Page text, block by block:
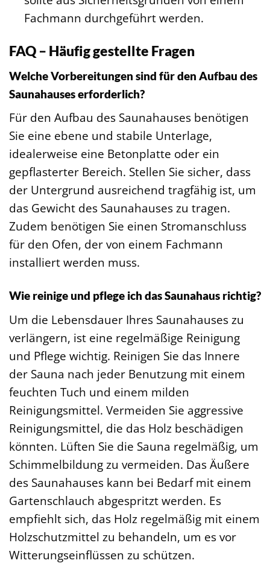
Fachmann durchgeführt werden.
FAQ – Häufig gestellte Fragen
Welche Vorbereitungen sind für den Aufbau des
Saunahauses erforderlich?
Für den Aufbau des Saunahauses benötigen
Sie eine ebene und stabile Unterlage,
idealerweise eine Betonplatte oder ein
gepflasterter Bereich. Stellen Sie sicher, dass
der Untergrund ausreichend tragfähig ist, um
das Gewicht des Saunahauses zu tragen.
Zudem benötigen Sie einen Stromanschluss
für den Ofen, der von einem Fachmann
installiert werden muss.
Wie reinige und pflege ich das Saunahaus richtig?
Um die Lebensdauer Ihres Saunahauses zu
verlängern, ist eine regelmäßige Reinigung
und Pflege wichtig. Reinigen Sie das Innere
der Sauna nach jeder Benutzung mit einem
feuchten Tuch und einem milden
Reinigungsmittel. Vermeiden Sie aggressive
Reinigungsmittel, die das Holz beschädigen
könnten. Lüften Sie die Sauna regelmäßig, um
Schimmelbildung zu vermeiden. Das Äußere
des Saunahauses kann bei Bedarf mit einem
Gartenschlauch abgespritzt werden. Es
empfiehlt sich, das Holz regelmäßig mit einem
Holzschutzmittel zu behandeln, um es vor
Witterungseinflüssen zu schützen.